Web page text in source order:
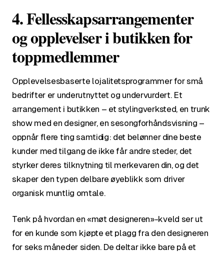
4. Fellesskapsarrangementer
og opplevelser i butikken for
toppmedlemmer
Opplevelsesbaserte lojalitetsprogrammer for små
bedrifter er underutnyttet og undervurdert. Et
arrangement i butikken – et stylingverksted, en trunk
show med en designer, en sesongforhåndsvisning –
oppnår flere ting samtidig: det belønner dine beste
kunder med tilgang de ikke får andre steder, det
styrker deres tilknytning til merkevaren din, og det
skaper den typen delbare øyeblikk som driver
organisk muntlig omtale.
Tenk på hvordan en «møt designeren»-kveld ser ut
for en kunde som kjøpte et plagg fra den designeren
for seks måneder siden. De deltar ikke bare på et